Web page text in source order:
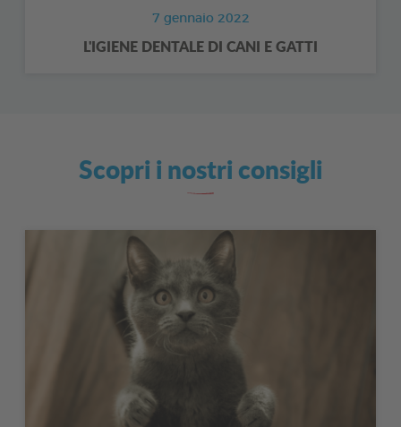
7 gennaio 2022
L'IGIENE DENTALE DI CANI E GATTI
Scopri i nostri consigli